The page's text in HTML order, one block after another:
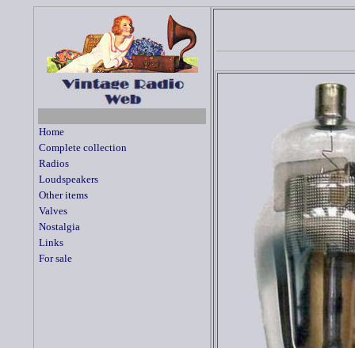
Home
Complete collection
Radios
Loudspeakers
Other items
Valves
Nostalgia
Links
For sale